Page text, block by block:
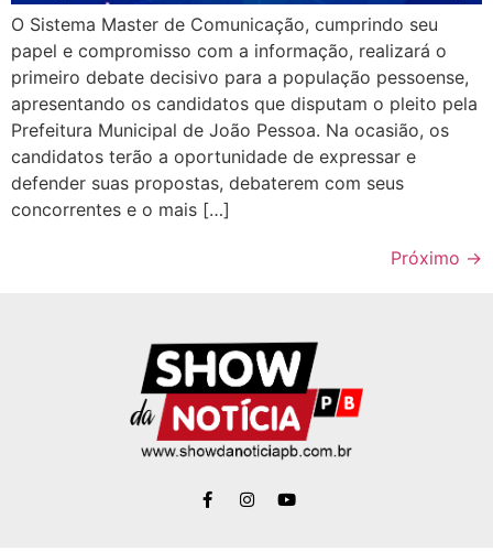
O Sistema Master de Comunicação, cumprindo seu
papel e compromisso com a informação, realizará o
primeiro debate decisivo para a população pessoense,
apresentando os candidatos que disputam o pleito pela
Prefeitura Municipal de João Pessoa. Na ocasião, os
candidatos terão a oportunidade de expressar e
defender suas propostas, debaterem com seus
concorrentes e o mais […]
Próximo →